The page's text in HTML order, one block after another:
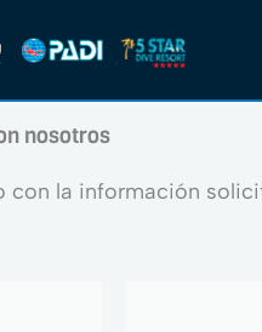
nosotros
la información